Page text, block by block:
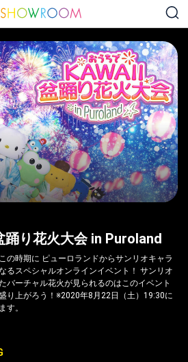
踊り花火大会 in Puroland
の時期に ピューロランドからサンリオキャラ
るスペシャルオンラインイベント！ サンリオ
バーチャル花火が見られるのはこのイベント
り上がろう！※2020年8月22日（土）19:30に
す。